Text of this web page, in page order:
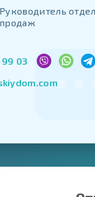
Руководитель
продаж
03